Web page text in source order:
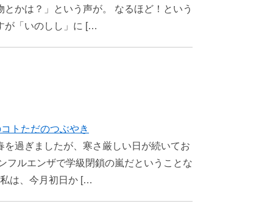
かは？」という声が。 なるほど！という
が「いのしし」に […
ト ただのつぶやき
過ぎましたが、寒さ厳しい日が続いてお
フルエンザで学級閉鎖の嵐だということな
は、今月初日か […